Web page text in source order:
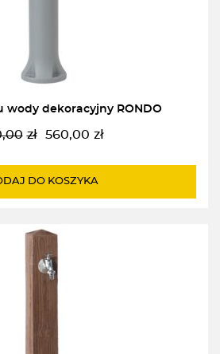
wody dekoracyjny RONDO
zł
Pierwotna
wynosiła:
560,00 zł
Aktualna
wynosi:
DO KOSZYKA